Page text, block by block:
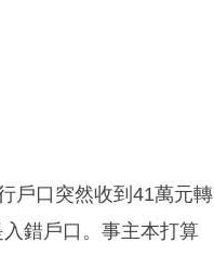
戶口突然收到41萬元轉
錯戶口。事主本打算